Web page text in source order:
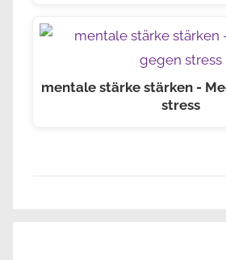
mentale stärke stärken -
stress